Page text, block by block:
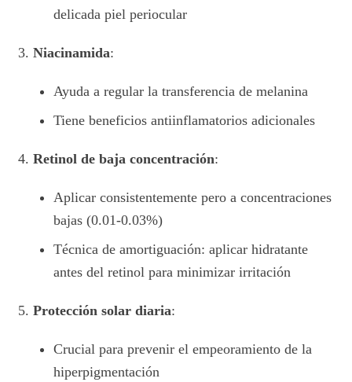
delicada piel periocular
Niacinamida:
Ayuda a regular la transferencia de melanina
Tiene beneficios antiinflamatorios adicionales
Retinol de baja concentración:
Aplicar consistentemente pero a concentraciones
bajas (0.01-0.03%)
Técnica de amortiguación: aplicar hidratante
antes del retinol para minimizar irritación
Protección solar diaria:
Crucial para prevenir el empeoramiento de la
hiperpigmentación